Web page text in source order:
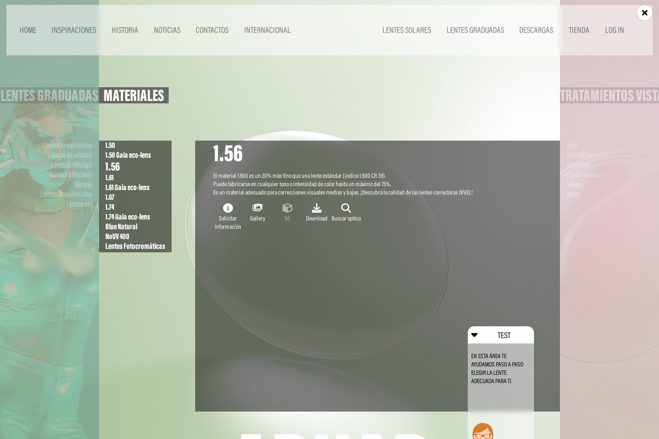
HOME INSPIRACIONES HISTORIA NOTICIAS CONTACTOS INTERNACIONAL LENTES SOLARES LENTES GRADUADAS DESCARGAS TIENDA LOG IN
TEST
EN ESTA ÁREA TE
AYUDAMOS PASO A PASO
ELEGIR LA LENTE
ADECUADA PARA TI
LENTES GRADUADAS
Lentes Progresivas
Lentes de oficina
Lente Antifatiga
Lentes Bifocales
Miopía
Lentes Monofocales
Lentes sol
MATERIALES
1.50
1.50 Gaia eco-lens
1.56
1.61
1.61 Gaia eco-lens
1.67
1.74
1.74 Gaia eco-lens
Blue Natural
NoUV 400
Lentes Fotocromáticas
1.56
El material 1.560 es un 20% más fino que una lente estándar (índice 1.500 CR 39).
Puede fabricarse en cualquier tono o intensidad de color hasta un máximo del 75%.
Es un material adecuado para correcciones visuales medias y bajas. ¡Descubra la calidad de las lentes correctoras DIVEL!
Solicitar
información
Gallery 3d Download Buscar optico
TRATAMIENTOS